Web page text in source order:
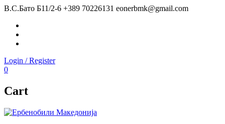
В.С.Бато Б11/2-6 +389 70226131 eonerbmk@gmail.com
Login / Register
0
Cart